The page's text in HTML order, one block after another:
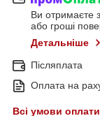
Ви отримаєте
або гроші
Детальніше
Післяплата
Оплата на
Всі умови оплати